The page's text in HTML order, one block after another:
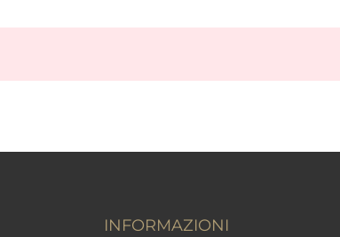
INFORMAZIONI